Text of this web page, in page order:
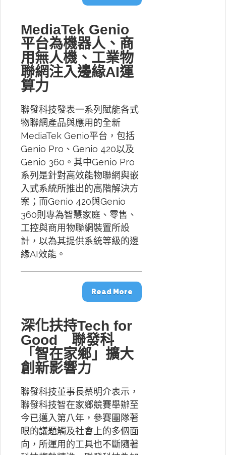
MediaTek Genio
平台為機器人、商
用無人機、工業物
聯網注入邊緣AI運
算力
聯發科技發表一系列賦能各式
物聯網產品與應用的全新
MediaTek Genio平台，包括
Genio Pro、Genio 420以及
Genio 360。其中Genio Pro
系列是針對高效能物聯網與嵌
入式系統所推出的高階解決方
案；而Genio 420與Genio
360則專為智慧家庭、零售、
工控與商用物聯網裝置所設
計，以為其提供系統等級的邊
緣AI效能。
Read More
深化扶持Tech for
Good 聯發科
「智在家鄉」擴大
創新影響力
聯發科技董事長蔡明介表示，
聯發科技智在家鄉競賽舉辦至
今已邁入第八年，參賽團隊著
眼的議題觸及社會上的多個面
向，所運用的工具也不斷隨著